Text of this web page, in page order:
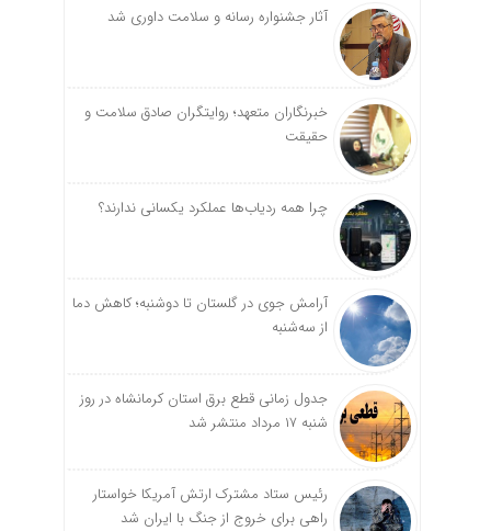
آثار جشنواره رسانه و سلامت داوری شد
خبرنگاران متعهد؛ روایتگران صادق سلامت و
حقیقت
چرا همه ردیاب‌ها عملکرد یکسانی ندارند؟
آرامش جوی در گلستان تا دوشنبه؛ کاهش دما
از سه‌شنبه
جدول زمانی قطع برق استان کرمانشاه در روز
شنبه ۱۷ مرداد منتشر شد
رئیس ستاد مشترک ارتش آمریکا خواستار
راهی برای خروج از جنگ با ایران شد